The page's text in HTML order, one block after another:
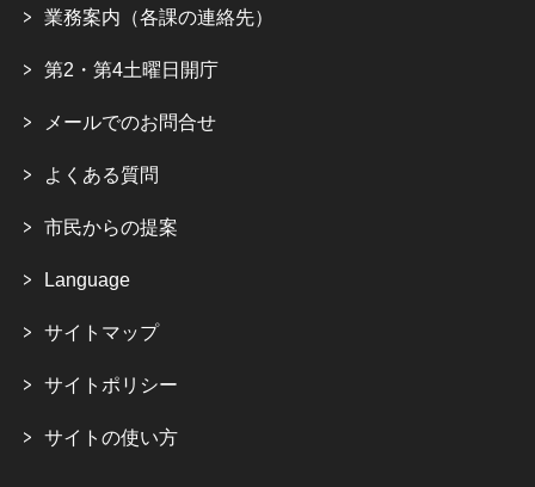
業務案内（各課の連絡先）
第2・第4土曜日開庁
メールでのお問合せ
よくある質問
市民からの提案
Language
サイトマップ
サイトポリシー
サイトの使い方